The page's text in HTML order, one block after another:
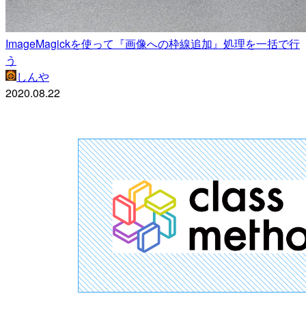
ImageMagickを使って『画像への枠線追加』処理を一括で行
う
しんや
2020.08.22